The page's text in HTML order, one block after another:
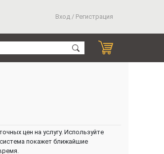
Вход / Регистрация
цен на услугу. Используйте
покажет ближайшие